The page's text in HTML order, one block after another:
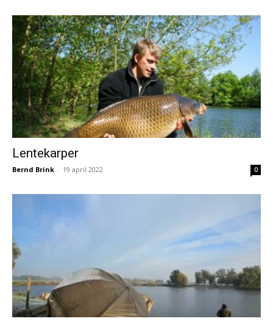
Lentekarper
Bernd Brink - 19 april 2022 0